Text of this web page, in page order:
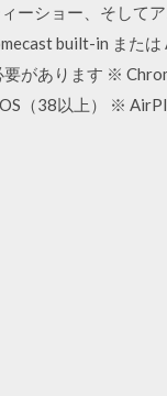
ーショー、そして
built-in または
があります ※
（38以上） ※